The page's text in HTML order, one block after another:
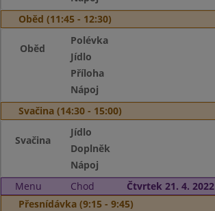
Oběd (11:45 - 12:30)
Oběd
Polévka
Jídlo
Příloha
Nápoj
Svačina (14:30 - 15:00)
Svačina
Jídlo
Doplněk
Nápoj
Menu
Chod
Čtvrtek 21. 4. 2022
Přesnídávka (9:15 - 9:45)